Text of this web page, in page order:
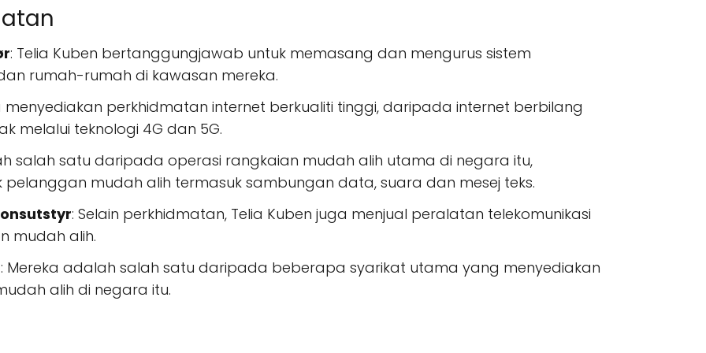
: Telia Kuben bertanggungjawab untuk memasang dan mengurus sistem
rumah-rumah di kawasan mereka.
menyediakan perkhidmatan internet berkualiti tinggi, daripada internet berbilang
melalui teknologi 4G dan 5G.
salah satu daripada operasi rangkaian mudah alih utama di negara itu,
mudah alih termasuk sambungan data, suara dan mesej teks.
: Selain perkhidmatan, Telia Kuben juga menjual peralatan telekomunikasi
mudah alih.
: Mereka adalah salah satu daripada beberapa syarikat utama yang menyediakan
alih di negara itu.